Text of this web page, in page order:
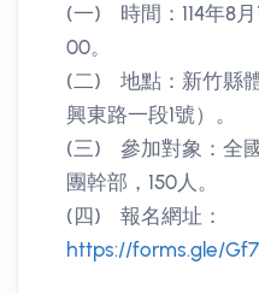
(一) 時間：114年8月
00。
(二) 地點：新竹縣
興東路一段1號）。
(三) 參加對象：全
團幹部，150人。
(四) 報名網址：
https://forms.gle/